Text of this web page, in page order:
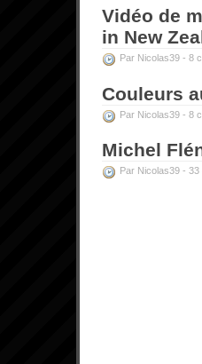
Vidéo de
in New
Par Nicolas39 - 8
Couleurs
Par Nicolas39 - 8
Michel
Par Nicolas39 - 33